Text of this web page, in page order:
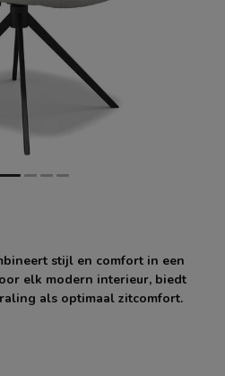
stijl en comfort in een
elk modern interieur, biedt
als optimaal zitcomfort.